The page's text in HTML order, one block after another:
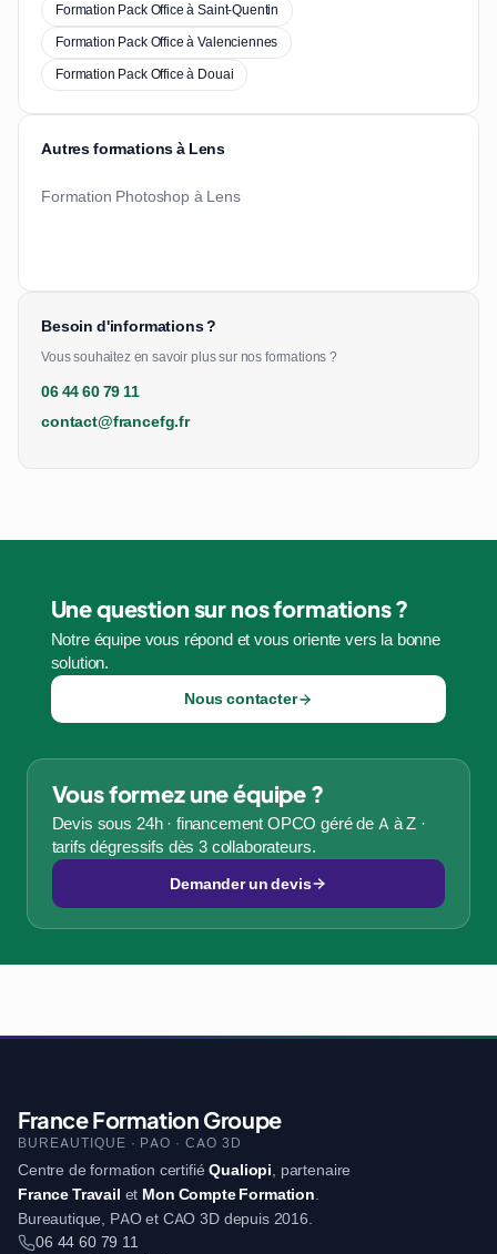
Formation Pack Office à Saint-Quentin
Formation Pack Office à Valenciennes
Formation Pack Office à Douai
Autres formations à Lens
Formation Photoshop à Lens
Besoin d'informations ?
Vous souhaitez en savoir plus sur nos formations ?
06 44 60 79 11
contact@francefg.fr
Une question sur nos formations ?
Notre équipe vous répond et vous oriente vers la bonne
solution.
Nous contacter
Vous formez une équipe ?
Devis sous 24h · financement OPCO géré de A à Z ·
tarifs dégressifs dès 3 collaborateurs.
Demander un devis
France Formation Groupe
BUREAUTIQUE · PAO · CAO 3D
Centre de formation certifiéQualiopi, partenaire
France Travail et Mon Compte Formation.
Bureautique, PAO et CAO 3D depuis 2016.
06 44 60 79 11